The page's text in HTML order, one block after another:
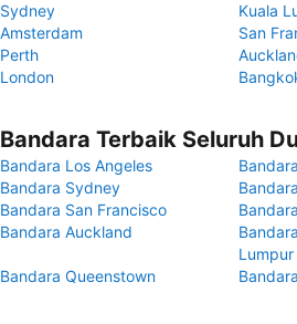
Sydney
Kuala
Amsterdam
San
Perth
London
Bandara Terbaik Seluruh
Bandara Los Angeles
Bandara Sydney
Bandara San Francisco
Bandara Auckland
Lumpur
Bandara Queenstown